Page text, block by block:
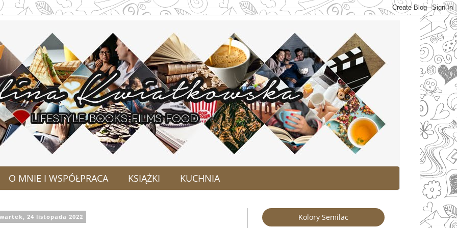
O MNIE I WSPÓŁPRACA KSIĄŻKI KUCHNIA
24 listopada 2022 Kolory Semilac